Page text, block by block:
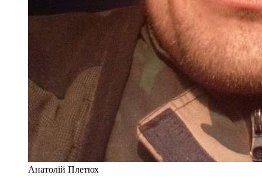
Анатолій Плетюх